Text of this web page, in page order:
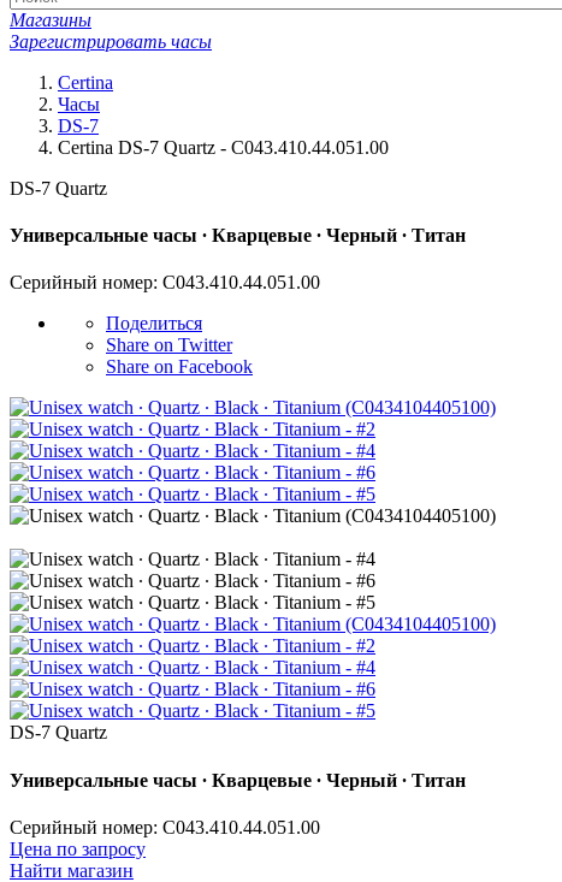
Магазины
Зарегистрировать часы
Certina
Часы
DS-7
Certina DS-7 Quartz - C043.410.44.051.00
DS-7 Quartz
Универсальные часы ∙ Кварцевые ∙ Черный ∙ Титан
Серийный номер: C043.410.44.051.00
Поделиться
Share on Twitter
Share on Facebook
DS-7 Quartz
Универсальные часы ∙ Кварцевые ∙ Черный ∙ Титан
Серийный номер: C043.410.44.051.00
Цена по запросу
Найти магазин